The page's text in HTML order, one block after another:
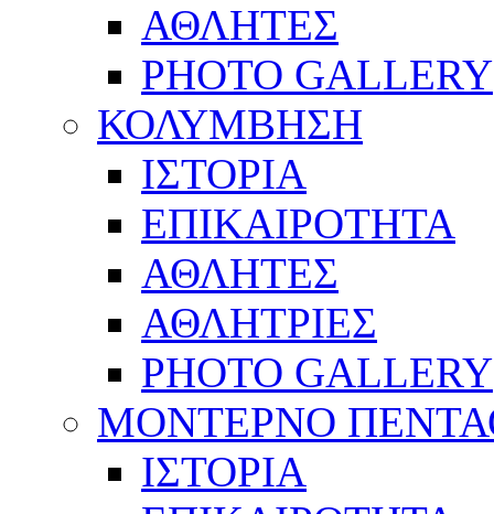
ΑΘΛΗΤΕΣ
PHOTO GALLERY
ΚΟΛΥΜΒΗΣΗ
ΙΣΤΟΡΙΑ
ΕΠΙΚΑΙΡΟΤΗΤΑ
ΑΘΛΗΤΕΣ
ΑΘΛΗΤΡΙΕΣ
PHOTO GALLERY
ΜΟΝΤΕΡΝΟ
ΙΣΤΟΡΙΑ